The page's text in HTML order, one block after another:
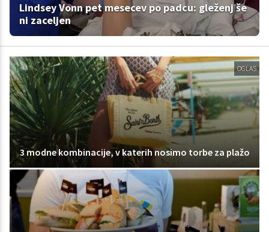
Lindsey Vonn pet mesecev po padcu: gleženj še
ni zaceljen
OGLAS
3 modne kombinacije, v katerih nosimo torbe za plažo